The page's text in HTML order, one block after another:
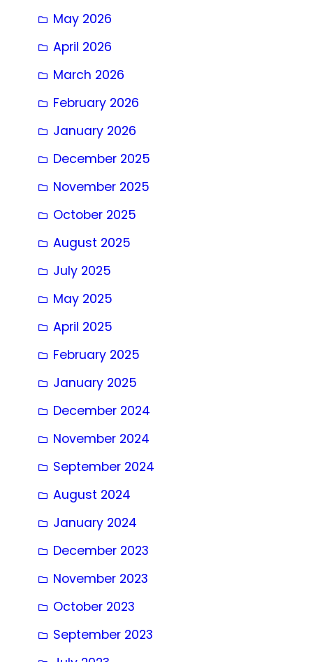
May 2026
April 2026
March 2026
February 2026
January 2026
December 2025
November 2025
October 2025
August 2025
July 2025
May 2025
April 2025
February 2025
January 2025
December 2024
November 2024
September 2024
August 2024
January 2024
December 2023
November 2023
October 2023
September 2023